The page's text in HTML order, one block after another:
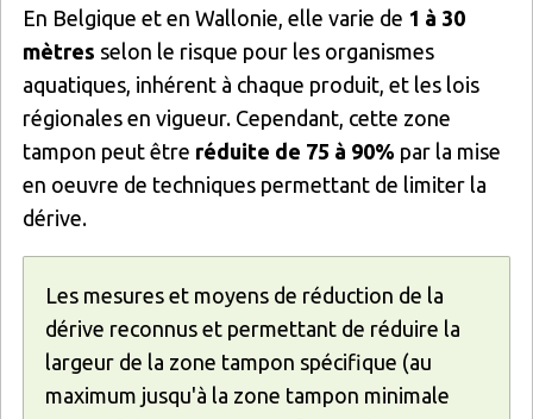
En Belgique et en Wallonie, elle varie de 1 à 30
mètres selon le risque pour les organismes
aquatiques, inhérent à chaque produit, et les lois
régionales en vigueur. Cependant, cette zone
tampon peut être réduite de 75 à 90% par la mise
en oeuvre de techniques permettant de limiter la
dérive.
Les mesures et moyens de réduction de la
dérive reconnus et permettant de réduire la
largeur de la zone tampon spécifique (au
maximum jusqu'à la zone tampon minimale